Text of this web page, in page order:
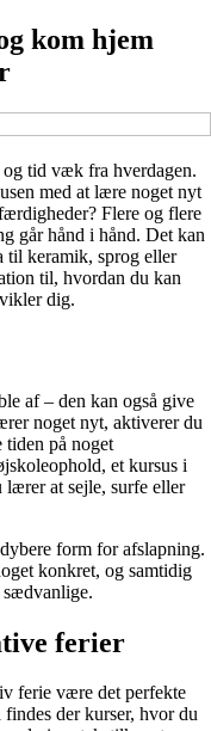
kom hjem
tid væk fra hverdagen.
med at lære noget nyt
Flere og flere
går hånd i hånd. Det kan
til keramik, sprog eller
til, hvordan du kan
dig.
af – den kan også give
noget nyt, aktiverer du
tiden på noget
et kursus i
at sejle, surfe eller
form for afslapning.
konkret, og samtidig
ferier
ferie være det perfekte
der kurser, hvor du